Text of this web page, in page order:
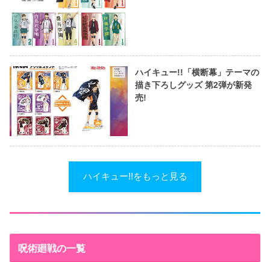
ハイキュー!!「横断幕」テーマの
描き下ろしグッズ 第2弾が新発
売!
ハイキュー!!をもっと見る
呪術廻戦の一覧